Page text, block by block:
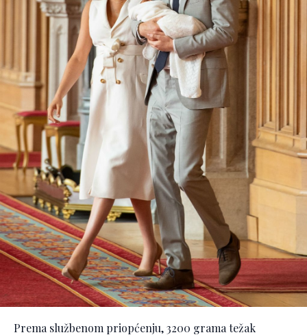
Prema službenom priopćenju, 3200 grama težak